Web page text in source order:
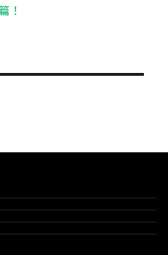
！